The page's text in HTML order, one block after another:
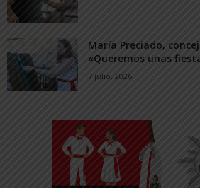
María Preciado,
«Queremos unas
7 julio, 2026